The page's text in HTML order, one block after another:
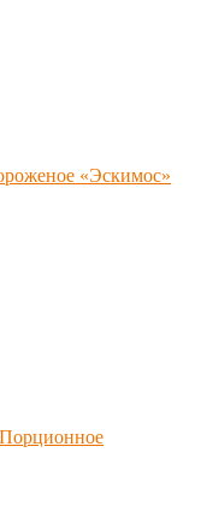
«Эскимос»
Порционное